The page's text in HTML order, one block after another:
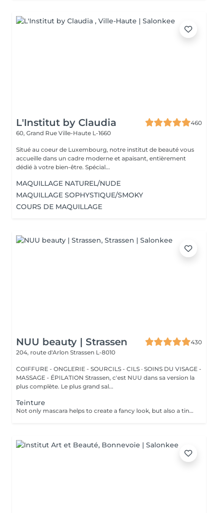
L'Institut by Claudia
460
60, Grand Rue Ville-Haute L-1660
Situé au coeur de Luxembourg, notre institut de beauté vous
accueille dans un cadre moderne et apaisant, entièrement
dédié à votre bien-être. Spécial...
MAQUILLAGE NATUREL/NUDE
MAQUILLAGE SOPHYSTIQUE/SMOKY
COURS DE MAQUILLAGE
NUU beauty | Strassen
430
204, route d'Arlon Strassen L-8010
COIFFURE - ONGLERIE - SOURCILS - CILS · SOINS DU VISAGE -
MASSAGE - ÉPILATION Strassen, c'est NUU dans sa version la
plus complète. Le plus grand sal...
Teinture
Not only mascara helps to create a fancy look, but also a tinting of your lashes! How is the lashes tinting done? - lashes are washed - eye cream is applied - the tape and patches are applied - tinting - the tape and patches are removed Age restrictions: recommended to do from 14 years. Post procedure recommendations: do not wet eyelashes 24 hours after the procedure. Frequency: once in 2-3 weeks.